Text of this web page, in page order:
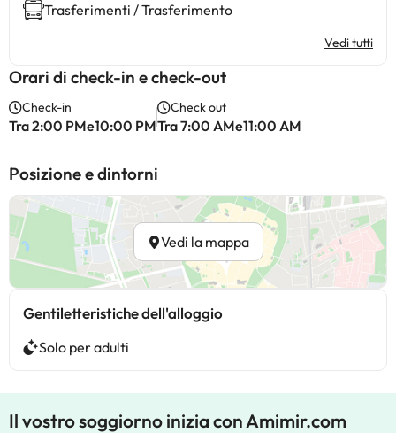
Trasferimenti / Trasferimento
Vedi tutti
Orari di check-in e check-out
Check-in
Tra 2:00 PMe10:00 PM
Check out
Tra 7:00 AMe11:00 AM
Posizione e dintorni
Vedi la mappa
Gentiletteristiche dell'alloggio
Solo per adulti
Il vostro soggiorno inizia con Amimir.com